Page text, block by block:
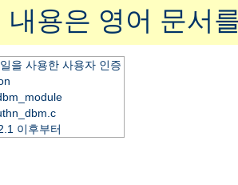
내용은 영어 문서
을 사용한 사용자 인증
이후부터